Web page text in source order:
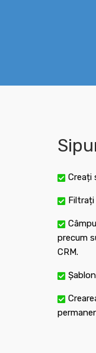
Creați
precum
CRM.